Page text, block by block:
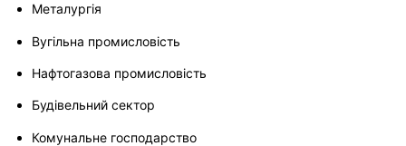
Металургія
Вугільна промисловість
Нафтогазова промисловість
Будівельний сектор
Комунальне господарство